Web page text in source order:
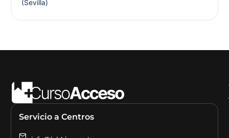
(Sevilla)
Servicio a Centros